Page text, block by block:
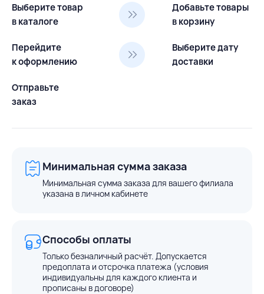
Выберите товар
в каталоге
Добавьте товары
в корзину
Перейдите
к оформлению
Выберите дату
доставки
Отправьте
заказ
Минимальная сумма заказа
Минимальная сумма заказа для вашего филиала
указана в личном кабинете
Способы оплаты
Только безналичный расчёт. Допускается
предоплата и отсрочка платежа (условия
индивидуальны для каждого клиента и
прописаны в договоре)